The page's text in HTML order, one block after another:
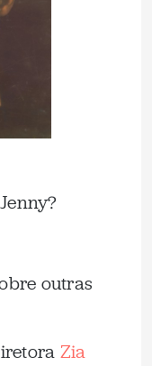
outras
Zia